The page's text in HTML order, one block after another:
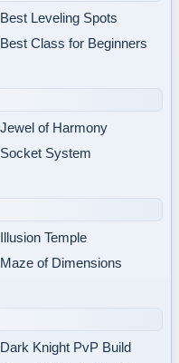
Best Leveling Spots
Best Class for Beginners
Jewel of Harmony
Socket System
Illusion Temple
Maze of Dimensions
Dark Knight PvP Build